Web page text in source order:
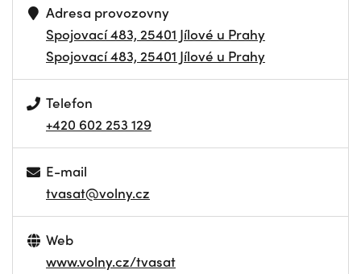
Adresa provozovny
Spojovací 483, 25401 Jílové u Prahy
Spojovací 483, 25401 Jílové u Prahy
Telefon
+420 602 253 129
E-mail
tvasat@volny.cz
Web
www.volny.cz/tvasat